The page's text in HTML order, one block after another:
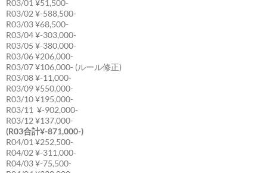
R03/01 ¥51,500-
R03/02 ¥-588,500-
R03/03 ¥68,500-
R03/04 ¥-303,000-
R03/05 ¥-380,000-
R03/06 ¥206,000-
R03/07 ¥106,000- (ルール修正)
R03/08 ¥-11,000-
R03/09 ¥550,000-
R03/10 ¥195,000-
R03/11 ¥-902,000-
R03/12 ¥137,000-
(R03合計¥-871,000-)
R04/01 ¥252,500-
R04/02 ¥-311,000-
R04/03 ¥-75,500-